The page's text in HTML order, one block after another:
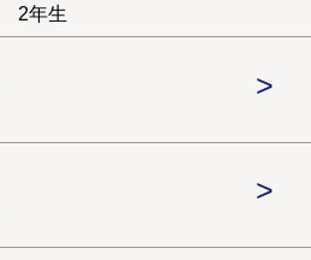
2年生
>
>